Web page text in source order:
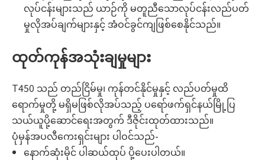
လုပ်ငန်းများသည် ယာဉ်ကို မတူညီသောလုပ်ငန်းလည်ပတ်
မှုလိုအပ်ချက်များနှင့် အံဝင်ခွင်ကျဖြစ်စေနိုင်သည်။
ထုတ်ကုန်အသုံးချမှုများ
T450 သည် တည်ငြိမ်မှု၊ ကုန်တင်နိုင်မှုနှင့် လည်ပတ်မှုထိ
ရောက်မှုတို့ မရှိမဖြစ်လိုအပ်သည့် ပရော်ဖက်ရှင်နယ်မြို့ပြ
သယ်ယူပို့ဆောင်ရေးအတွက် ဒီဇိုင်းထုတ်ထားသည်။
ပုံမှန်အပလီကေးရှင်းများ ပါဝင်သည်-
နောက်ဆုံးမိုင် ပါဆယ်ထုပ် ပို့ပေးပါတယ်။